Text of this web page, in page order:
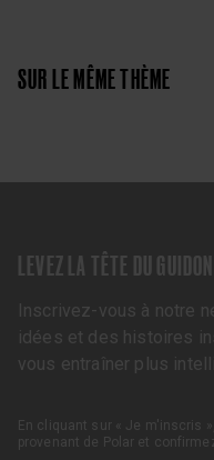
SUR LE MÊME THÈME
LEVEZ LA TÊTE DU GUIDON !
Inscrivez-vous à notre
idées et des histoires
vous entraîner plus
En cliquant sur « Je m'inscris
provenant de Polar et